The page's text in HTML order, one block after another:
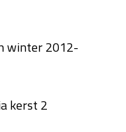
winter 2012-
kerst 2